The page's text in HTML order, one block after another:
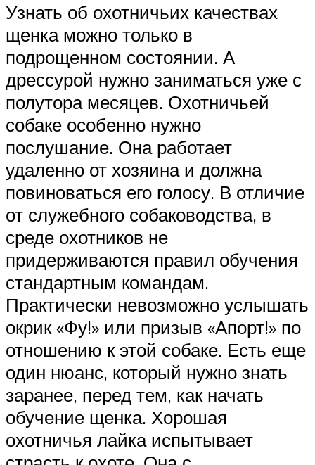
Узнать об охотничьих качествах
щенка можно только в
подрощенном состоянии. А
дрессурой нужно заниматься уже с
полутора месяцев. Охотничьей
собаке особенно нужно
послушание. Она работает
удаленно от хозяина и должна
повиноваться его голосу. В отличие
от служебного собаководства, в
среде охотников не
придерживаются правил обучения
стандартным командам.
Практически невозможно услышать
окрик «Фу!» или призыв «Апорт!» по
отношению к этой собаке. Есть еще
один нюанс, который нужно знать
заранее, перед тем, как начать
обучение щенка. Хорошая
охотничья лайка испытывает